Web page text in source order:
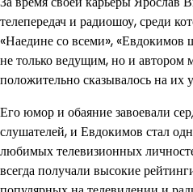
телепередач и радиошоу, среди
«Наедине со всеми»,
не только ведущим, но и автором
положительно сказывалось на их
Его юмор и обаяние завоевали
слушателей, и Евдокимов стал
любимых телевизионных
всегда получали высокие